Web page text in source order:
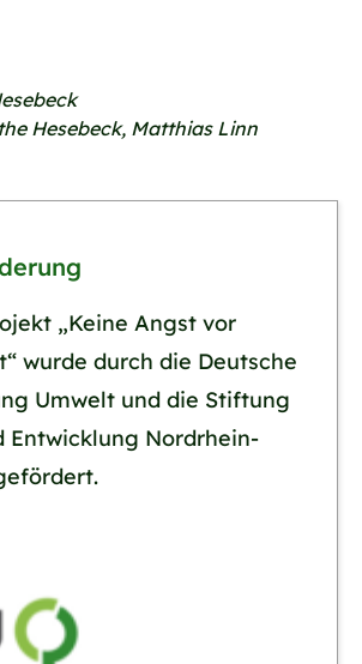
Hesebeck, Matthias Linn
„Keine Angst vor
wurde durch die Deutsche
Umwelt und die Stiftung
Entwicklung Nordrhein-